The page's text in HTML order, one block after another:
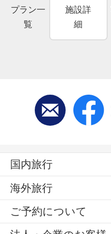
プラン一
覧
施設詳
細
国内旅行
海外旅行
ご予約について